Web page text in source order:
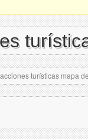
turísticas mapa